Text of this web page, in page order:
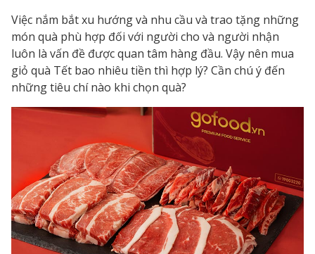
Việc nắm bắt xu hướng và nhu cầu và trao tặng những
món quà phù hợp đối với người cho và người nhận
luôn là vấn đề được quan tâm hàng đầu. Vậy nên mua
giỏ quà Tết bao nhiêu tiền thì hợp lý? Cần chú ý đến
những tiêu chí nào khi chọn quà?